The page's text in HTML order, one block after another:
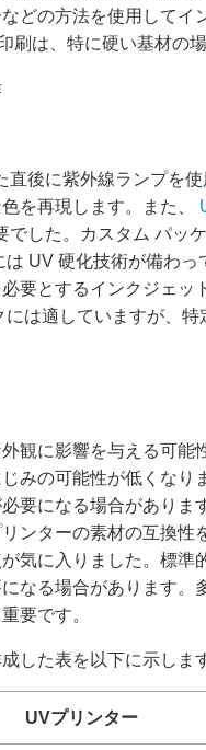
どの方法を使用して
刷は、特に硬い基材の
直後に紫外線ランプを
を再現します。また、
でした。カスタム パッ
UV 硬化技術が備わ
要とするインクジェ
は適していますが、
観に影響を与える可
みの可能性が低くな
要になる場合があり
ンターの素材の互換
気に入りました。標
なる場合があります
要です。
した表を以下に示しま
UVプリンター